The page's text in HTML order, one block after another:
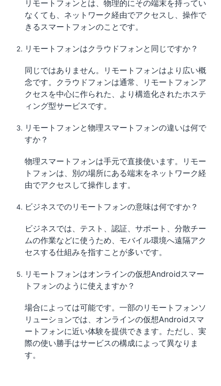
リモートフォンとは、物理的にその端末を持ってい
なくても、ネットワーク経由でアクセスし、操作で
きるスマートフォンのことです。
リモートフォンはクラウドフォンと同じですか？
同じではありません。リモートフォンはより広い概
念です。クラウドフォンは通常、リモートフォンア
クセスを中心に作られた、より構造化されたホステ
ィング型サービスです。
リモートフォンと物理スマートフォンの違いは何で
すか？
物理スマートフォンは手元で直接使います。リモー
トフォンは、別の場所にある端末をネットワーク経
由でアクセスして操作します。
ビジネスでのリモートフォンの意味は何ですか？
ビジネスでは、テスト、認証、サポート、分散チー
ムの作業などに使うため、モバイル環境へ遠隔アク
セスする仕組みを指すことが多いです。
リモートフォンはオンラインの仮想Androidスマー
トフォンのように使えますか？
場合によっては可能です。一部のリモートフォンソ
リューションでは、オンラインの仮想Androidスマ
ートフォンに近い体験を提供できます。ただし、実
際の使い勝手はサービスの構成によって異なりま
す。